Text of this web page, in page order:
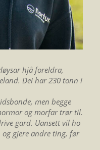
hjå foreldra,
Dei har 230 tonn i
men begge
og morfar trør til.
gard. Uansett vil ho
gjere andre ting, før